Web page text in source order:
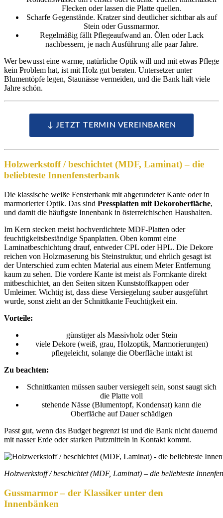
Flecken oder lassen die Platte quellen.
Scharfe Gegenstände. Kratzer sind deutlicher sichtbar als auf
Stein oder Gussmarmor.
Regelmäßig fällt Pflegeaufwand an. Ölen oder Lack
nachbessern, je nach Ausführung alle paar Jahre.
Wer bewusst eine warme, natürliche Optik will und mit etwas Pflege
kein Problem hat, ist mit Holz gut beraten. Untersetzer unter
Blumentöpfe legen, Staunässe vermeiden, und die Bank hält viele
Jahre schön.
↓ JETZT TERMIN VEREINBAREN
Holzwerkstoff / beschichtet (MDF, Laminat) – die
beliebteste Innenfensterbank
Die klassische weiße Fensterbank mit abgerundeter Kante oder in
marmorierter Optik. Das sind Pressplatten mit Dekoroberfläche,
und damit die häufigste Innenbank in österreichischen Haushalten.
Im Kern stecken meist hochverdichtete MDF-Platten oder
feuchtigkeitsbeständige Spanplatten. Oben kommt eine
Laminatbeschichtung drauf, entweder CPL oder HPL. Die Dekore
reichen von Holzmaserung bis Steinstruktur, und ehrlich gesagt ist
der Unterschied zum echten Material aus einem Meter Entfernung
kaum zu sehen. Die vordere Kante ist meist als Formkante direkt
mitbeschichtet, an den Seiten sitzen Kunststoffkappen oder
Umleimer. Wichtig ist, dass diese Versiegelung sauber ausgeführt
wurde, sonst zieht an der Schnittkante Feuchtigkeit ein.
Vorteile:
günstiger als Massivholz oder Stein
viele Dekore (weiß, grau, Holzoptik, Marmorierungen)
pflegeleicht, solange die Oberfläche intakt ist
Zu beachten:
Schnittkanten müssen sauber versiegelt sein, sonst saugt sich
die Platte voll
stehende Nässe (Blumentopf, Kondensat) kann die
Oberfläche auf Dauer schädigen
Passt gut, wenn das Budget begrenzt ist und die Bank nicht dauernd
mit nasser Erde oder starken Putzmitteln in Kontakt kommt.
Holzwerkstoff / beschichtet (MDF, Laminat) – die beliebteste
Gussmarmor – der Klassiker unter den
Innenbänken